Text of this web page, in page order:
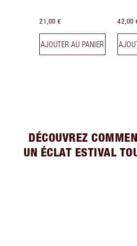
21,00 €
AJOUTER AU PANIER
42,00
DÉCOUVREZ
UN ÉCLAT ESTIVAL